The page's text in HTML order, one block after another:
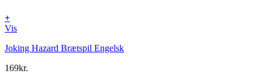
+
Vis
Joking Hazard Brætspil Engelsk
169kr.